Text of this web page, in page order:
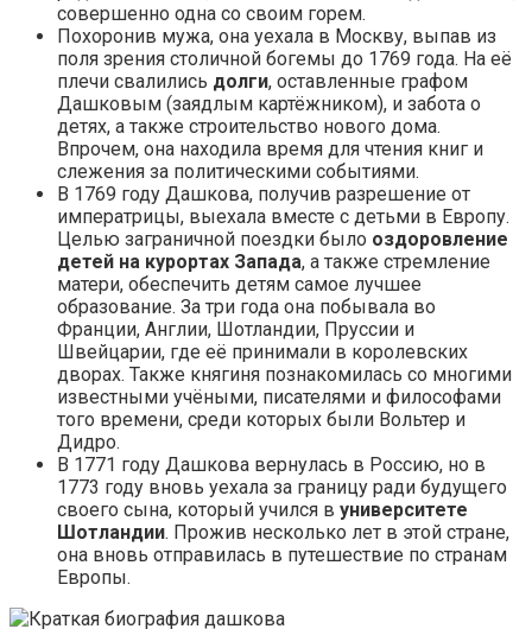
совершенно одна со своим горем.
Похоронив мужа, она уехала в Москву, выпав из
поля зрения столичной богемы до 1769 года. На её
плечи свалились долги, оставленные графом
Дашковым (заядлым картёжником), и забота о
детях, а также строительство нового дома.
Впрочем, она находила время для чтения книг и
слежения за политическими событиями.
В 1769 году Дашкова, получив разрешение от
императрицы, выехала вместе с детьми в Европу.
Целью заграничной поездки было оздоровление
детей на курортах Запада, а также стремление
матери, обеспечить детям самое лучшее
образование. За три года она побывала во
Франции, Англии, Шотландии, Пруссии и
Швейцарии, где её принимали в королевских
дворах. Также княгиня познакомилась со многими
известными учёными, писателями и философами
того времени, среди которых были Вольтер и
Дидро.
В 1771 году Дашкова вернулась в Россию, но в
1773 году вновь уехала за границу ради будущего
своего сына, который учился в университете
Шотландии. Прожив несколько лет в этой стране,
она вновь отправилась в путешествие по странам
Европы.